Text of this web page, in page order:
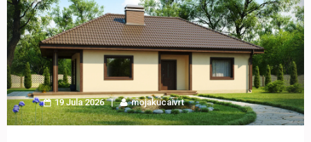
19 Jula 2026 mojakucaivrt